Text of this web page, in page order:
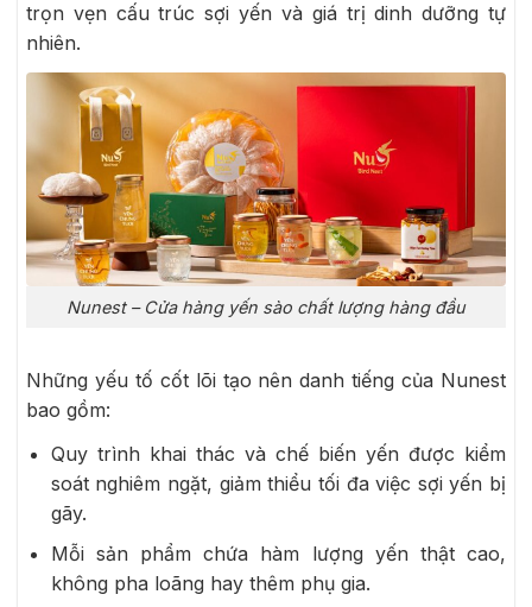
trọn vẹn cấu trúc sợi yến và giá trị dinh dưỡng tự
nhiên.
Nunest – Cửa hàng yến sào chất lượng hàng đầu
Những yếu tố cốt lõi tạo nên danh tiếng của Nunest
bao gồm:
Quy trình khai thác và chế biến yến được kiểm
soát nghiêm ngặt, giảm thiểu tối đa việc sợi yến bị
gãy.
Mỗi sản phẩm chứa hàm lượng yến thật cao,
không pha loãng hay thêm phụ gia.